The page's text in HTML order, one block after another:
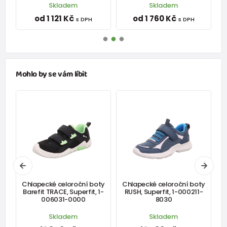
potřebujete.
tak důležitým faktorem správné a vhodné velikost
18 19 23 24
Rozměr
stélky v
163
Skladem
od 1 121 Kč s DPH
Skladem
od 1 760 Kč s DPH
Mohlo by se vám líbit
Chlapecké celoroční boty
Barefit TRACE, Superfit, 1-
006031-0000
Skladem
Chlapecké celoroční boty
RUSH, Superfit, 1-000211-
8030
Skladem